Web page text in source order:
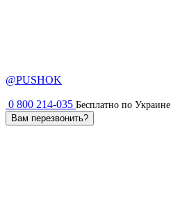
@PUSHOK
0 800 214-035 Бесплатно по Украине
Вам перезвонить?